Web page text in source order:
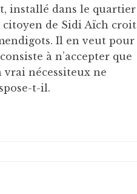
installé dans le quartier
citoyen de Sidi Aïch croit
Il en veut pour
à n’accepter que
vrai nécessiteux ne
t-il.